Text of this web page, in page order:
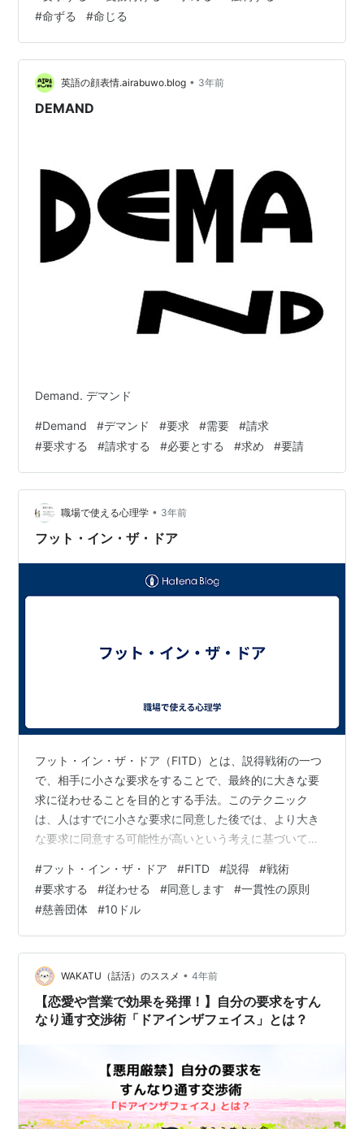
#命ずる #命じる
英語の顔表情.airabuwo.blog • 3年前
DEMAND
Demand. デマンド
#Demand #デマンド #要求 #需要 #請求
#要求する #請求する #必要とする #求め #要請
職場で使える心理学 • 3年前
フット・イン・ザ・ドア
フット・イン・ザ・ドア（FITD）とは、説得戦術の一つ
で、相手に小さな要求をすることで、最終的に大きな要
求に従わせることを目的とする手法。このテクニック
は、人はすでに小さな要求に同意した後では、より大き
な要求に同意する可能性が高いという考えに基づいてい
ることで効果を発揮します。一度小さな要求に同意した
人は、それまでの行動と一貫しているという感覚を持つ
ことで、より大きな要求に応じやすくなるのです。 例え
ば、ある慈善団体では、まず10ドルといった少額の寄付
をお願いし、その後、毎月50ドルの寄付をお願いするな
ど、より大きな要求をすることでFIT…
#フット・イン・ザ・ドア #FITD #説得 #戦術
#要求する #従わせる #同意します #一貫性の原則
#慈善団体 #10ドル
WAKATU（話活）のススメ • 4年前
【恋愛や営業で効果を発揮！】自分の要求をすん
なり通す交渉術「ドアインザフェイス」とは？